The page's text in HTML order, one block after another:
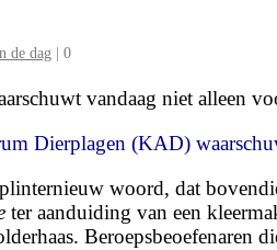
de dag 0
vandaag niet alleen
Dierplagen (KAD)
woord, dat
ter aanduiding van een